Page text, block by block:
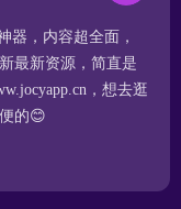
器，内容超全面，
最新资源，简直是
，想去逛
的😊